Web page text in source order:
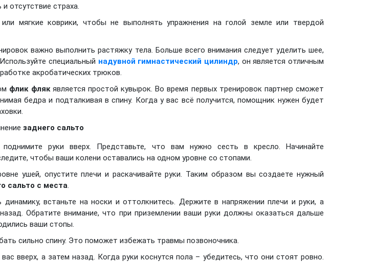
отсутствие страха.
мягкие коврики, чтобы не выполнять упражнения на голой земле или твердой
важно выполнить растяжку тела. Больше всего внимания следует уделить шее,
специальный надувной гимнастический цилиндр, он является отличным
акробатических трюков.
флик флякявляется простой кувырок. Во время первых тренировок партнер сможет
бедра и подталкивая в спину. Когда у вас всё получится, помощник нужен будет
заднего сальто
руки вверх. Представьте, что вам нужно сесть в кресло. Начинайте
чтобы ваши колени оставались на одном уровне со стопами.
ушей, опустите плечи и раскачивайте руки. Таким образом вы создаете нужный
сальто с места.
динамику, встаньте на носки и оттолкнитесь. Держите в напряжении плечи и руки, а
Обратите внимание, что при приземлении ваши руки должны оказаться дальше
ваши стопы.
сильно спину. Это поможет избежать травмы позвоночника.
вверх, а затем назад. Когда руки коснутся пола – убедитесь, что они стоят ровно.